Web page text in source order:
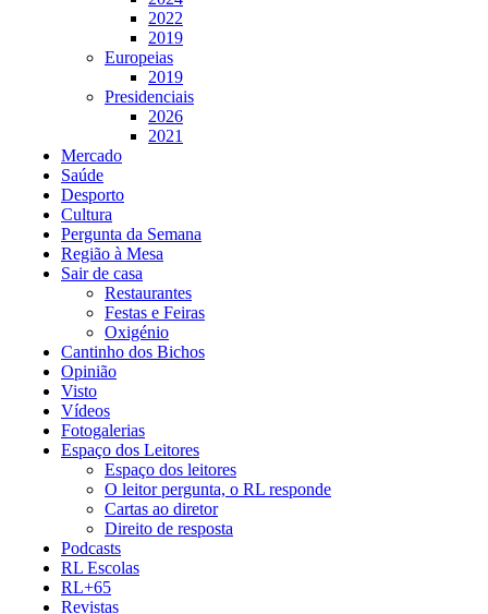
2022
2019
Europeias
2019
Presidenciais
2026
2021
Mercado
Saúde
Desporto
Cultura
Pergunta da Semana
Região à Mesa
Sair de casa
Restaurantes
Festas e Feiras
Oxigénio
Cantinho dos Bichos
Opinião
Visto
Vídeos
Fotogalerias
Espaço dos Leitores
Espaço dos leitores
O leitor pergunta, o RL responde
Cartas ao diretor
Direito de resposta
Podcasts
RL Escolas
RL+65
Revistas